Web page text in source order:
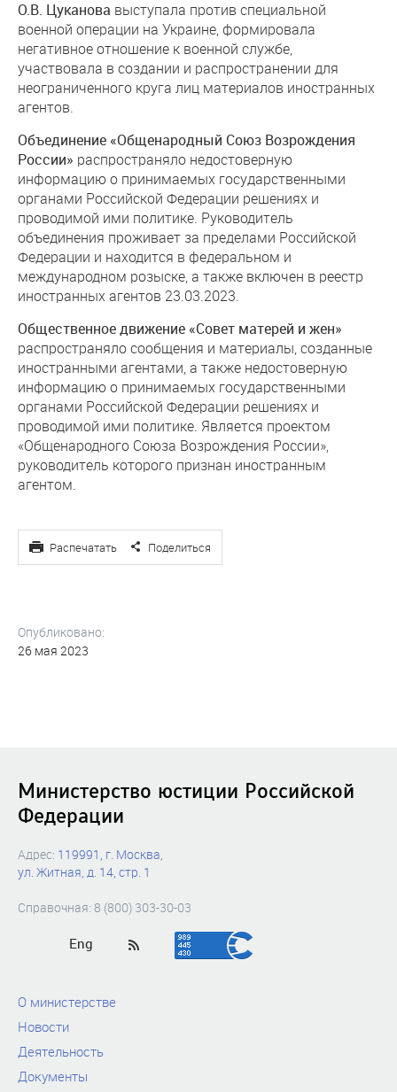
О.В. Цуканова выступала против специальной
военной операции на Украине, формировала
негативное отношение к военной службе,
участвовала в создании и распространении для
неограниченного круга лиц материалов иностранных
агентов.
Объединение «Общенародный Союз Возрождения
России» распространяло недостоверную
информацию о принимаемых государственными
органами Российской Федерации решениях и
проводимой ими политике. Руководитель
объединения проживает за пределами Российской
Федерации и находится в федеральном и
международном розыске, а также включен в реестр
иностранных агентов 23.03.2023.
Общественное движение «Совет матерей и жен»
распространяло сообщения и материалы, созданные
иностранными агентами, а также недостоверную
информацию о принимаемых государственными
органами Российской Федерации решениях и
проводимой ими политике. Является проектом
«Общенародного Союза Возрождения России»,
руководитель которого признан иностранным
агентом.
Распечатать Поделиться
Опубликовано:
26 мая 2023
Министерство юстиции Российской
Федерации
Адрес: 119991, г. Москва,
ул. Житная, д. 14, стр. 1
Справочная: 8 (800) 303-30-03
Eng
О министерстве
Новости
Деятельность
Документы